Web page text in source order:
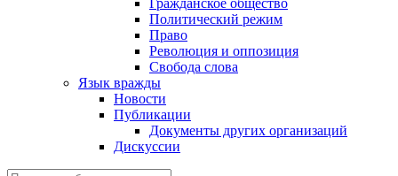
Гражданское общество
Политический режим
Право
Революция и оппозиция
Свобода слова
Язык вражды
Новости
Публикации
Документы других организаций
Дискуссии